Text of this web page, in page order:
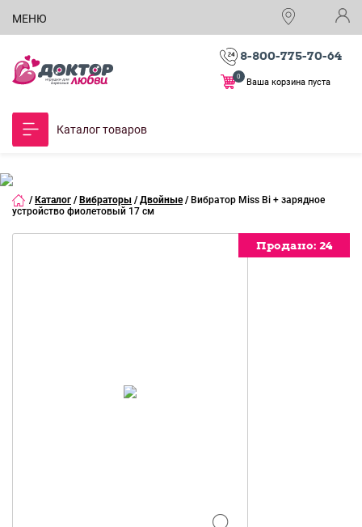
МЕНЮ
8-800-775-70-64
Ваша корзина пуста
0
Каталог товаров
/ Каталог / Вибраторы / Двойные / Вибратор Miss Bi + зарядное
устройство фиолетовый 17 см
Продано: 24
Продано: 24
Продано: 24
Продано: 24
Продано: 24
Продано: 24
Продано: 24